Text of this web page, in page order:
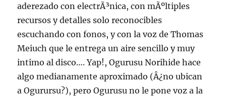
aderezado con electrÃ³nica, con mÃºltiples
recursos y detalles solo reconocibles
escuchando con fonos, y con la voz de Thomas
Meiuch que le entrega un aire sencillo y muy
intimo al disco…. Yap!, Ogurusu Norihide hace
algo medianamente aproximado (Â¿no ubican
a Ogurursu?), pero Ogurusu no le pone voz a la